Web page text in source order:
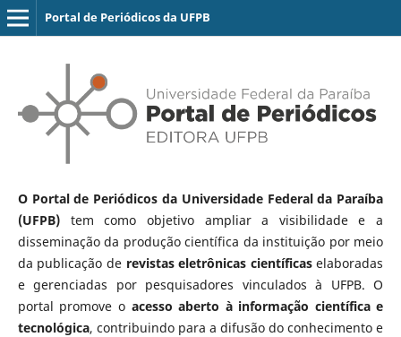
Portal de Periódicos da UFPB
O Portal de Periódicos da Universidade Federal da Paraíba
(UFPB)tem como objetivo ampliar a visibilidade e a
disseminação da produção científica da instituição por meio
da publicação de revistas eletrônicas científicaselaboradas
e gerenciadas por pesquisadores vinculados à UFPB. O
portal promove o acesso aberto à informação científica e
tecnológica, contribuindo para a difusão do conhecimento e